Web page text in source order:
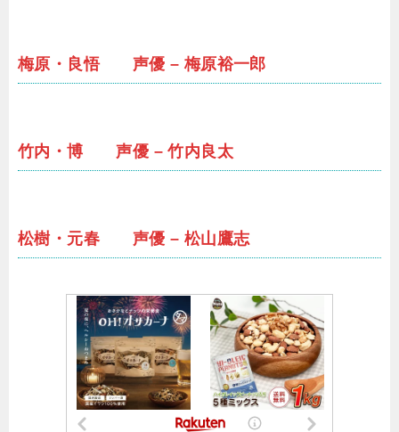
梅原・良悟 声優 – 梅原裕一郎
竹内・博 声優 – 竹内良太
松樹・元春 声優 – 松山鷹志